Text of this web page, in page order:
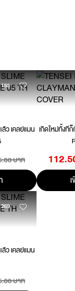
153
ล้ว เคลย์แมน
บาท
เกิดใหม่ทั้งที
269
ล้ว เคลย์แมน
บาท